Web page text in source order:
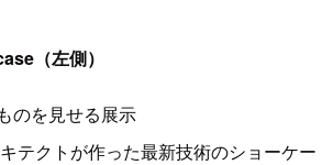
（左側）
のを見せる展示
テクトが作った最新技術のショーケー